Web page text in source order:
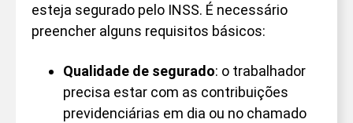
esteja segurado pelo INSS. É necessário
preencher alguns requisitos básicos:
Qualidade de segurado: o trabalhador
precisa estar com as contribuições
previdenciárias em dia ou no chamado